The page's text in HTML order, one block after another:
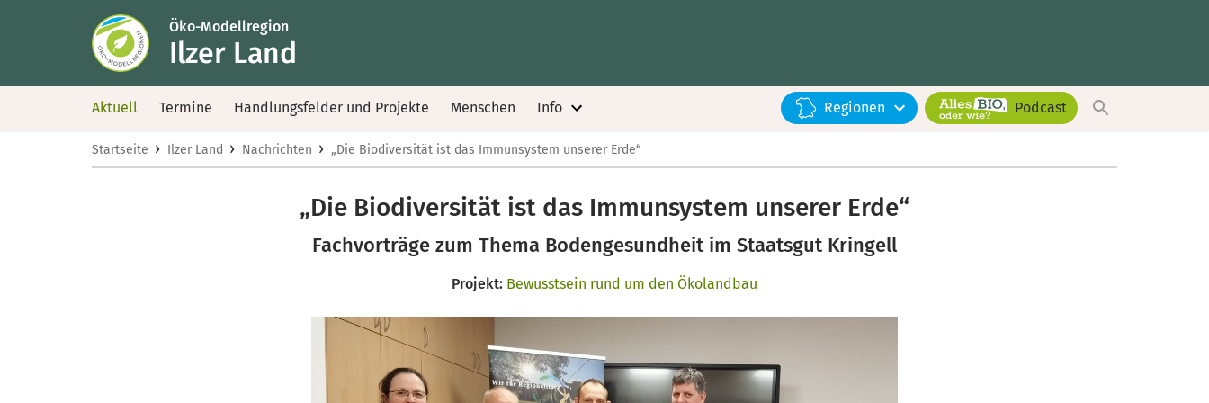
Öko-Modellregion
Ilzer Land
Aktuell Termine Handlungsfelder und Projekte Menschen Info Regionen Podcast
Startseite › Ilzer Land › Nachrichten › „Die Biodiversität ist das Immunsystem unserer Erde“
„Die Biodiversität ist das Immunsystem unserer Erde“
Fachvorträge zum Thema Bodengesundheit im Staatsgut Kringell
Projekt: Bewusstsein rund um den Ökolandbau